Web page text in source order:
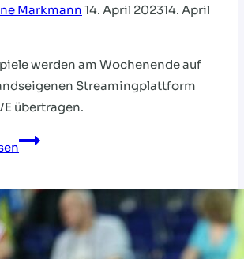
Markmann 14. April 202314. April
werden am Wochenende auf
Streamingplattform
übertragen.
HVNB
DER
OBERLIGA
NORDSEE